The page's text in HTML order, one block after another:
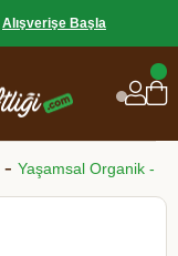
Alışverişe Başla